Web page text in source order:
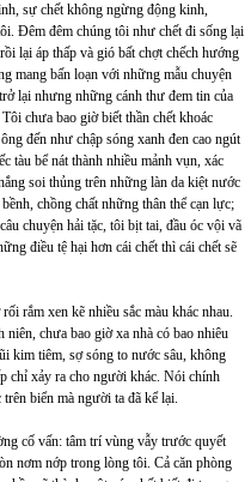
sự chết không ngừng động kinh,
Đêm đêm chúng tôi như chết đi sống lại
lại áp thấp và gió bất chợt chếch hướng
mang bấn loạn với những mẫu chuyện
lại nhưng những cánh thư đem tin của
chưa bao giờ biết thần chết khoác
đến như chập sóng xanh đen cao ngút
tàu bể nát thành nhiều mảnh vụn, xác
soi thủng trên những làn da kiệt nước
chồng chất những thân thể cạn lực;
chuyện hải tặc, tôi bịt tai, đầu óc vội vã
điều tệ hại hơn cái chết thì cái chết sẽ
rắm xen kẽ nhiều sắc màu khác nhau.
chưa bao giờ xa nhà có bao nhiêu
kim tiêm, sợ sóng to nước sâu, không
chỉ xảy ra cho người khác. Nói chính
biển mà người ta đã kể lại.
cố vấn: tâm trí vùng vẫy trước quyết
nơm nớp trong lòng tôi. Cả căn phòng